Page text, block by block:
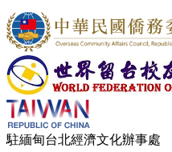
駐緬甸台北經濟文化辦事處